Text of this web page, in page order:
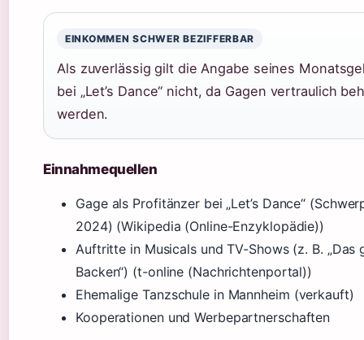
EINKOMMEN SCHWER BEZIFFERBAR
Als zuverlässig gilt die Angabe seines
bei „Let’s Dance“ nicht, da Gagen vertraulich
werden.
Einnahmequellen
Gage als Profitänzer bei „Let’s Dance“
2024) (Wikipedia (Online-Enzyklopädie))
Auftritte in Musicals und TV-Shows (z. B. „Das
Backen“) (t-online (Nachrichtenportal))
Ehemalige Tanzschule in Mannheim (verkauft)
Kooperationen und Werbepartnerschaften